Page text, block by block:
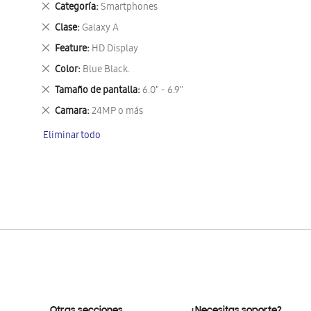
Categoría Smartphones
Eliminar
este
artículo
Clase Galaxy A
Eliminar
este
artículo
Feature HD Display
Eliminar
este
artículo
Color Blue Black.
Eliminar
este
artículo
Tamaño de pantalla 6.0" - 6.9"
Eliminar
este
artículo
Camara 24MP o más
Eliminar
artículo
Eliminar todo